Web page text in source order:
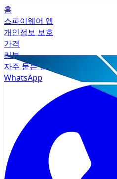
홈
스파이웨어 앱
개인정보 보호
가격
리뷰
자주 묻는 질문
WhatsApp